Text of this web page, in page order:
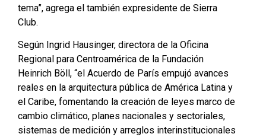
tema”, agrega el también expresidente de Sierra
Club.
Según Ingrid Hausinger, directora de la Oficina
Regional para Centroamérica de la Fundación
Heinrich Böll, “el Acuerdo de París empujó avances
reales en la arquitectura pública de América Latina y
el Caribe, fomentando la creación de leyes marco de
cambio climático, planes nacionales y sectoriales,
sistemas de medición y arreglos interinstitucionales